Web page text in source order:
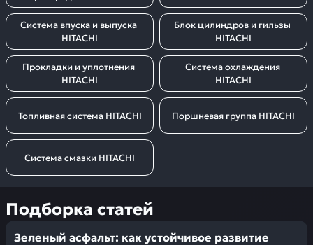
Система впуска и выпуска
HITACHI
Блок цилиндров и гильзы
HITACHI
Прокладки и уплотнения
HITACHI
Система охлаждения
HITACHI
Топливная система HITACHI Поршневая группа HITACHI
Система смазки HITACHI
Подборка статей
Зеленый асфальт: как устойчивое развитие